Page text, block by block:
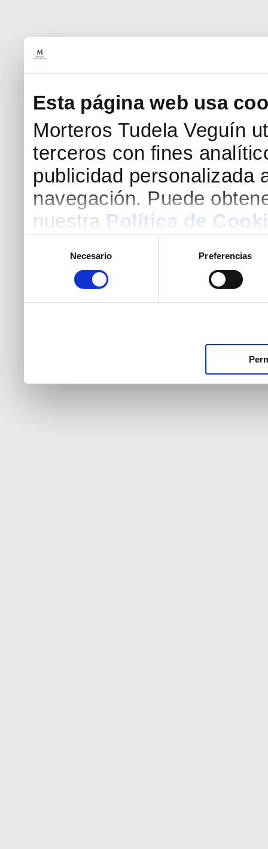
Esta página web usa
Morteros Tudela Veguín
terceros con fines
publicidad personalizada
navegación. Puede
nuestra Política de
consentimiento
Necesario Preferencias